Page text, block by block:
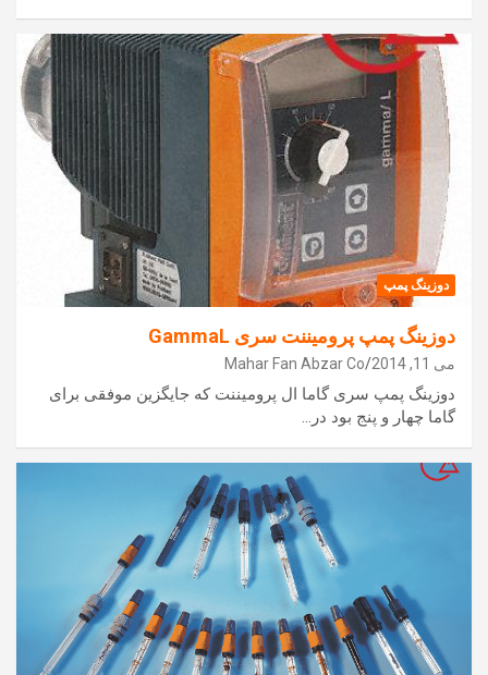
دوزینگ پمپ
دوزینگ پمپ پرومیننت سری GammaL
می 11, 2014 Mahar Fan Abzar Co
دوزینگ پمپ سری گاما ال پرومیننت که جایگزین موفقی برای
گاما چهار و پنج بود در…